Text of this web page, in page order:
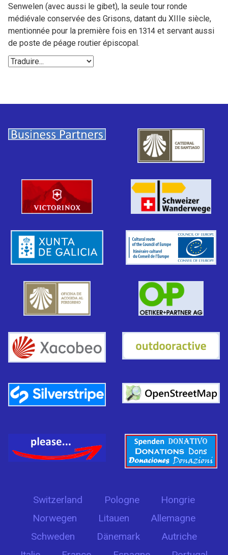
Senwelen (avec aussi le gibet), la seule tour ronde
médiévale conservée des Grisons, datant du XIIIe siècle,
mentionnée pour la première fois en 1314 et servant aussi
de poste de péage routier épiscopal.
Switzerland Pologne
Hongrie
Norwegen
Litauen
Allemagne
Schweden
Dänemark
Autriche